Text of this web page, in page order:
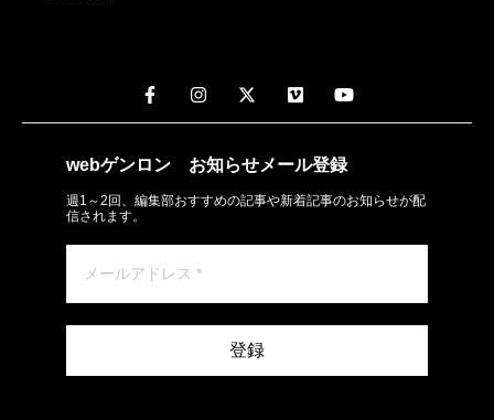
webゲンロン お知らせメール登録
週1～2回、編集部おすすめの記事や新着記事のお知らせが配
信されます。
登録